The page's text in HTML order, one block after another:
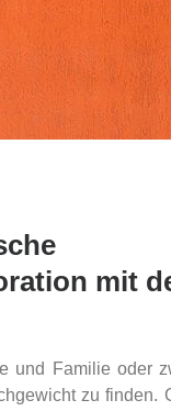
mit
und Familie oder
zu finden.